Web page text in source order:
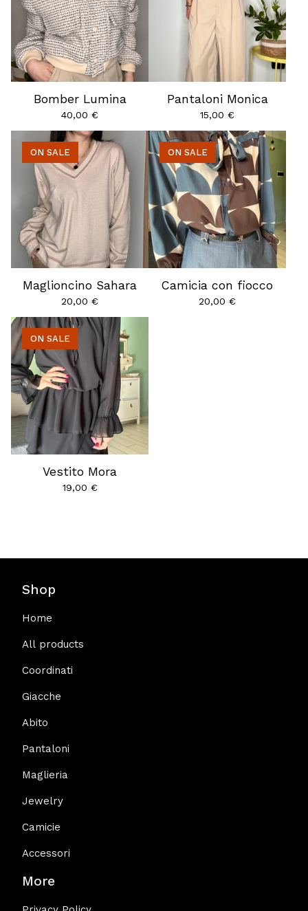
Bomber Lumina
40,00 €
Pantaloni Monica
15,00 €
Maglioncino Sahara
20,00 €
ON SALE
Camicia con fiocco
20,00 €
ON SALE
Vestito Mora
19,00 €
ON SALE
Shop
Home
All products
Coordinati
Giacche
Abito
Pantaloni
Maglieria
Jewelry
Camicie
Accessori
More